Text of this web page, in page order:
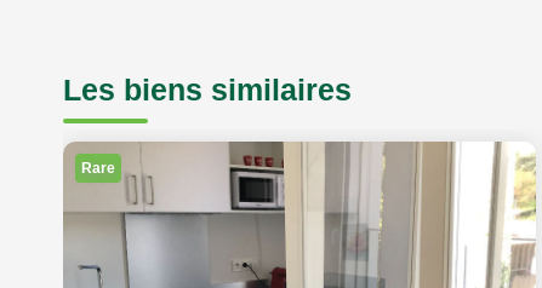
Les biens similaires
Rare